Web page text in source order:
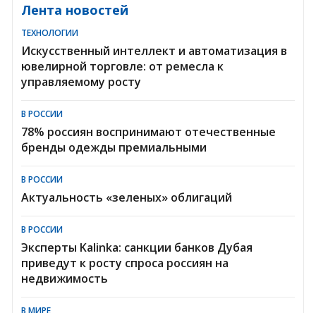
Лента новостей
ТЕХНОЛОГИИ
Искусственный интеллект и автоматизация в
ювелирной торговле: от ремесла к
управляемому росту
В РОССИИ
78% россиян воспринимают отечественные
бренды одежды премиальными
В РОССИИ
Актуальность «зеленых» облигаций
В РОССИИ
Эксперты Kalinka: санкции банков Дубая
приведут к росту спроса россиян на
недвижимость
В МИРЕ